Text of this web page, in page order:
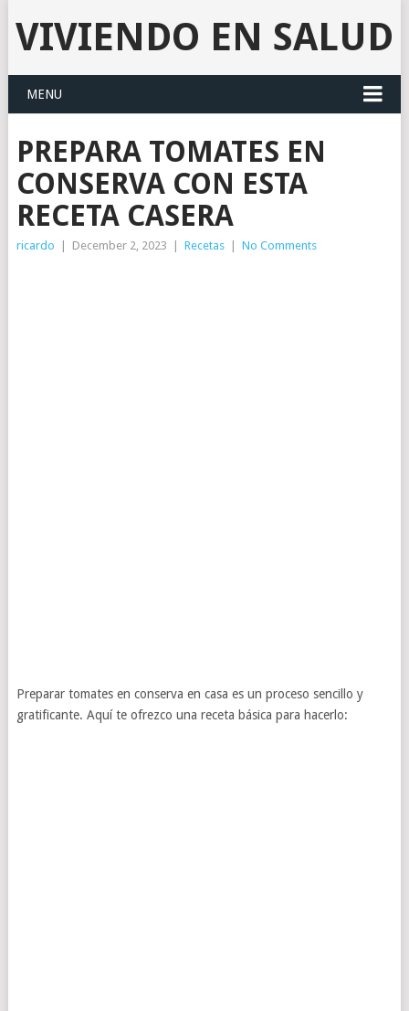
VIVIENDO EN SALUD
MENU
PREPARA TOMATES EN
CONSERVA CON ESTA
RECETA CASERA
ricardo December 2, 2023 Recetas No Comments
Preparar tomates en conserva en casa es un proceso sencillo y
gratificante. Aquí te ofrezco una receta básica para hacerlo: